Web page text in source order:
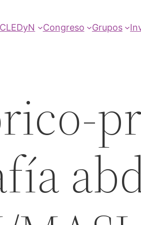
Congreso Grupos